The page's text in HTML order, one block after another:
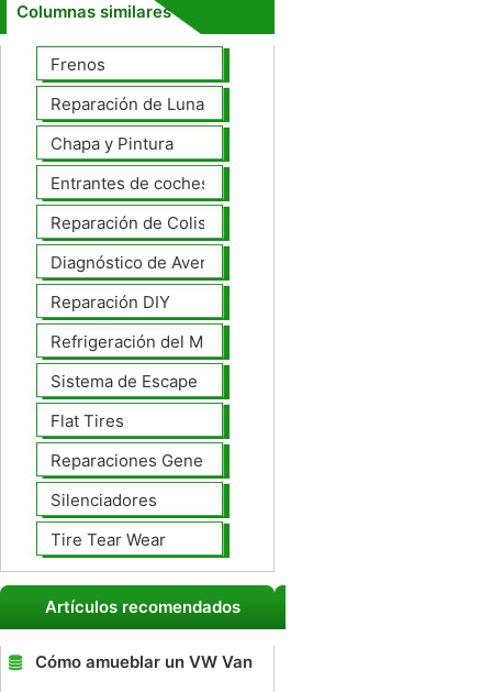
Columnas similares
Frenos
Reparación de Lunas
Chapa y Pintura
Entrantes de coches
Reparación de Colisiones
Diagnóstico de Averías
Reparación DIY
Refrigeración del Motor
Sistema de Escape
Flat Tires
Reparaciones Generales
Silenciadores
Tire Tear Wear
Artículos recomendados
Cómo amueblar un VW Van